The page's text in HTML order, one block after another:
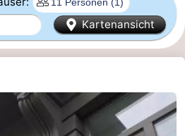
Kartenansicht